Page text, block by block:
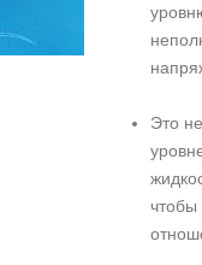
Это
чтобы